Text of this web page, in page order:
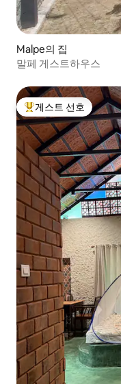
Malpe의 집
말페 게스트하우스
상위 게스트 선호
게스트 선호